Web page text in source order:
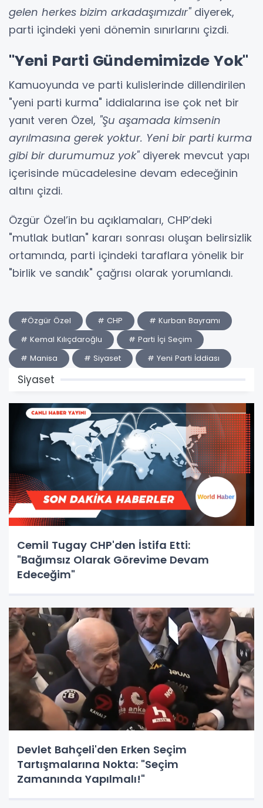
gelen herkes bizim arkadaşımızdır"diyerek,
parti içindeki yeni dönemin sınırlarını çizdi.
"Yeni Parti Gündemimizde Yok"
Kamuoyunda ve parti kulislerinde dillendirilen
"yeni parti kurma" iddialarına ise çok net bir
yanıt veren Özel, "Şu aşamada kimsenin
ayrılmasına gerek yoktur. Yeni bir parti kurma
gibi bir durumumuz yok"diyerek mevcut yapı
içerisinde mücadelesine devam edeceğinin
altını çizdi.
Özgür Özel’in bu açıklamaları, CHP’deki
"mutlak butlan" kararı sonrası oluşan belirsizlik
ortamında, parti içindeki taraflara yönelik bir
"birlik ve sandık" çağrısı olarak yorumlandı.
#Özgür Özel # CHP
# Kurban Bayramı
# Kemal Kılıçdaroğlu
# Parti İçi Seçim
# Manisa
# Siyaset # Yeni Parti İddiası
Siyaset
Cemil Tugay CHP'den İstifa Etti:
"Bağımsız Olarak Görevime Devam
Edeceğim"
Devlet Bahçeli'den Erken Seçim
Tartışmalarına Nokta: "Seçim
Zamanında Yapılmalı!"